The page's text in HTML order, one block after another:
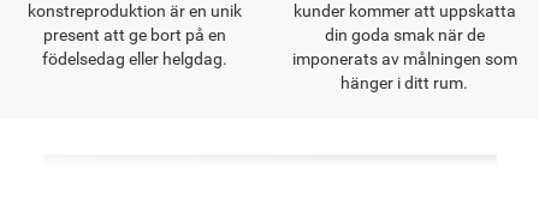
konstreproduktion är en unik
present att ge bort på en
födelsedag eller helgdag.
kunder kommer att uppskatta
din goda smak när de
imponerats av målningen som
hänger i ditt rum.